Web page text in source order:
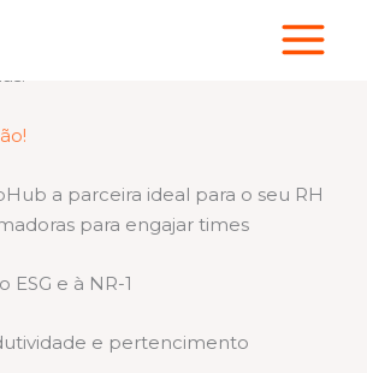
esportivas, bem-estar e
a parceira ideal para o seu RH
para engajar times
ESG e à NR-1
e pertencimento